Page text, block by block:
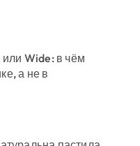
Wide: в чём
а не в